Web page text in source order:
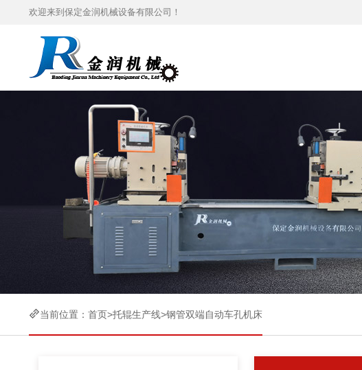
欢迎来到保定金润机械设备有限公司！
当前位置： 首页>托辊生产线>钢管双端自动车孔机床